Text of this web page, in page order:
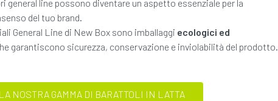
general line possono diventare un aspetto essenziale per la
del tuo brand.
General Line di New Box sono imballaggi ecologici ed
garantiscono sicurezza, conservazione e inviolabilità del prodotto.
NOSTRA GAMMA DI BARATTOLI IN LATTA